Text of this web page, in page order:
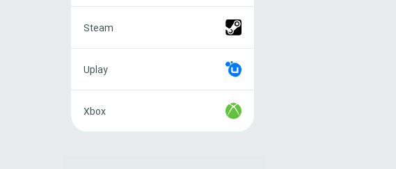
Steam
Uplay
Xbox